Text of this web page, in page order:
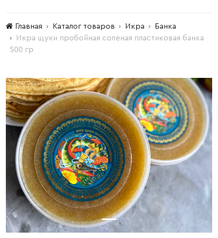
Главная Каталог товаров Икра
Банка
Икра щуки пробойная соленая пластиковая банка
500 гр